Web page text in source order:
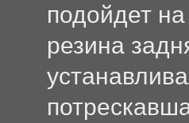
подойдет
резина